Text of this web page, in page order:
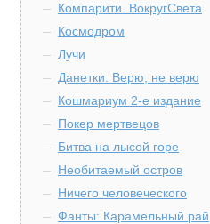
Компарити. ВокругСвета
Космодром
Лучи
Данетки. Верю, не верю
Кошмариум 2-е издание
Покер мертвецов
Битва на лысой горе
Необитаемый остров
Ничего человеческого
Фанты: Карамельный рай